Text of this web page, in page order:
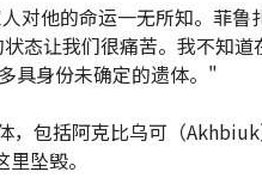
对他的命运一无所知。菲鲁
态让我们很痛苦。我不知道
具身份未确定的遗体。"
包括阿克比乌可（Akhbiuk
坠毁。